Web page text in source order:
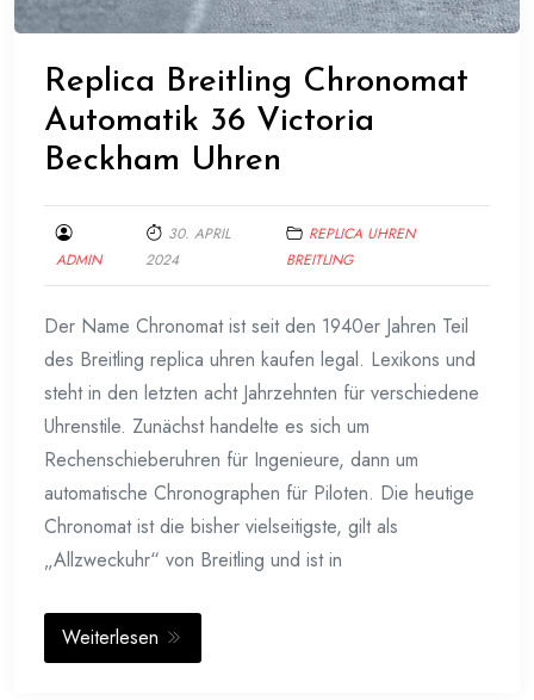
Replica Breitling Chronomat
Automatik 36 Victoria
Beckham Uhren
ADMIN
30. APRIL
2024
REPLICA UHREN
BREITLING
Der Name Chronomat ist seit den 1940er Jahren Teil
des Breitling replica uhren kaufen legal. Lexikons und
steht in den letzten acht Jahrzehnten für verschiedene
Uhrenstile. Zunächst handelte es sich um
Rechenschieberuhren für Ingenieure, dann um
automatische Chronographen für Piloten. Die heutige
Chronomat ist die bisher vielseitigste, gilt als
„Allzweckuhr“ von Breitling und ist in
Weiterlesen